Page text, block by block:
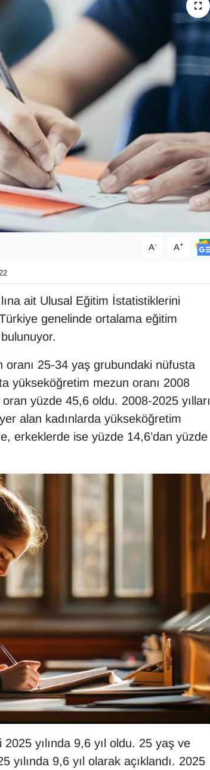
A- A+
ait Ulusal Eğitim İstatistiklerini
genelinde ortalama eğitim
25-34 yaş grubundaki nüfusta
yükseköğretim mezun oranı 2008
yüzde 45,6 oldu. 2008-2025 yılları
alan kadınlarda yükseköğretim
erkeklerde ise yüzde 14,6’dan yüzde
yılında 9,6 yıl oldu. 25 yaş ve
9,6 yıl olarak açıklandı. 2025